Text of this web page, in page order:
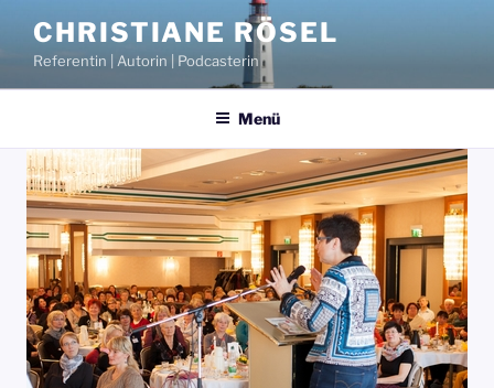
Inhalt
springen
CHRISTIANE RÖSEL
Referentin | Autorin | Podcasterin
Menü